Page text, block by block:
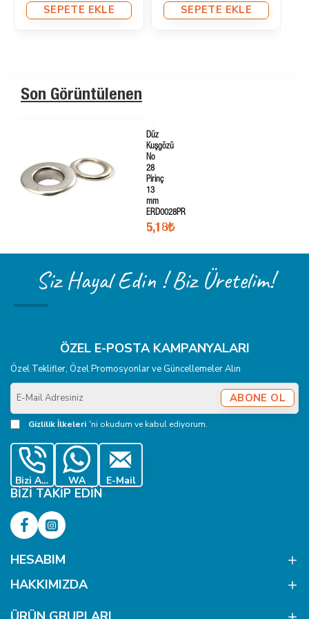
SEPETE EKLE SEPETE EKLE
Son Görüntülenen
Düz
Kuşgözü
No
28
Pirinç
13
mm
ERD0028PR
5,18₺
Siz Hayal Edin ! Biz Üretelim!
ÖZEL E-POSTA KAMPANYALARI
Özel Teklifler, Özel Promosyonlar ve Güncellemeler Alın
E-
Mail
Adresiniz
ABONE OL
Gizlilik İlkeleri 'ni okudum ve kabul ediyorum.
Bizi Ara WA E-Mail
BIZI TAKIP EDIN
HESABIM
HAKKIMIZDA